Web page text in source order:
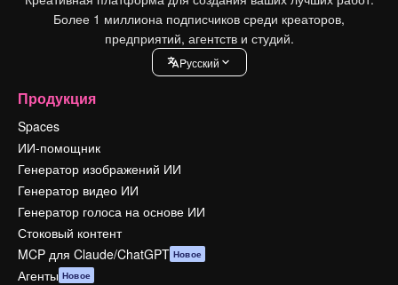
Более 1 миллиона подписчиков среди креаторов,
предприятий, агентств и студий.
Pусский
Продукция
Spaces
ИИ-помощник
Генератор изображений ИИ
Генератор видео ИИ
Генератор голоса на основе ИИ
Стоковый контент
MCP для Claude/ChatGPT Новое
Агенты Новое